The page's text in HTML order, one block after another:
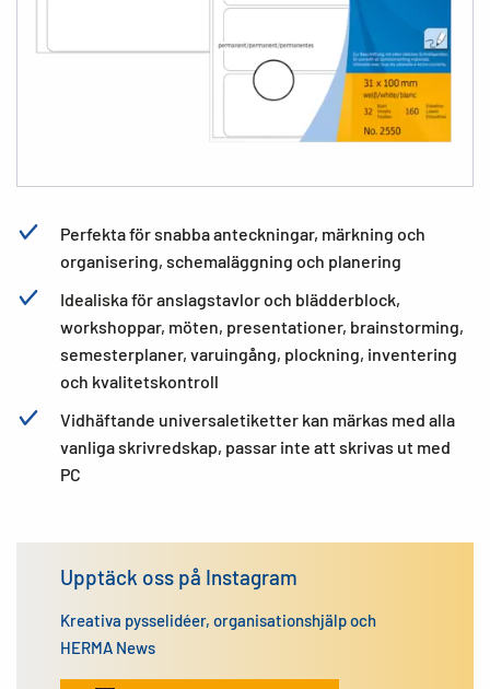
Perfekta för snabba anteckningar, märkning och
organisering, schemaläggning och planering
Idealiska för anslagstavlor och blädderblock,
workshoppar, möten, presentationer, brainstorming,
semesterplaner, varuingång, plockning, inventering
och kvalitetskontroll
Vidhäftande universaletiketter kan märkas med alla
vanliga skrivredskap, passar inte att skrivas ut med
PC
Upptäck oss på Instagram
Kreativa pysselidéer, organisationshjälp och
HERMA News